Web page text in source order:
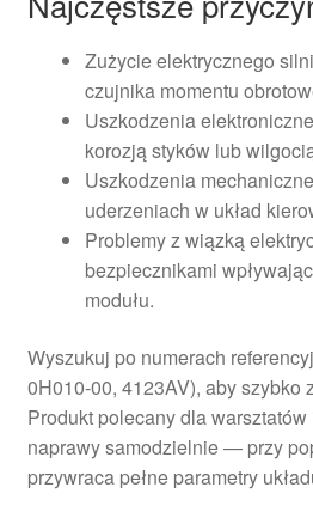
Zużycie elektrycznego
czujnika momentu
Uszkodzenia
korozją styków lub
Uszkodzenia
uderzeniach w układ
Problemy z wiązką
bezpiecznikami
modułu.
Wyszukuj po numerach
0H010-00, 4123AV), aby szybko
Produkt polecany dla
naprawy samodzielnie — przy
przywraca pełne parametry